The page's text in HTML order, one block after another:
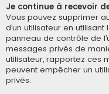
Je continue à recevoir
Vous pouvez supprimer
d’un utilisateur en
panneau de contrôle de
messages privés de
utilisateur, rapportez ces
peuvent empêcher un
privés.